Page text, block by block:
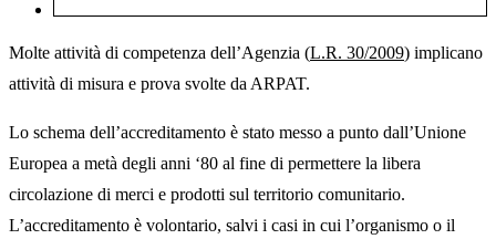
Molte attività di competenza dell’Agenzia (L.R. 30/2009) implicano
attività di misura e prova svolte da ARPAT.
Lo schema dell’accreditamento è stato messo a punto dall’Unione
Europea a metà degli anni ‘80 al fine di permettere la libera
circolazione di merci e prodotti sul territorio comunitario.
L’accreditamento è volontario, salvi i casi in cui l’organismo o il